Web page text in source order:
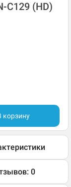
C129 (HD)
корзину
0